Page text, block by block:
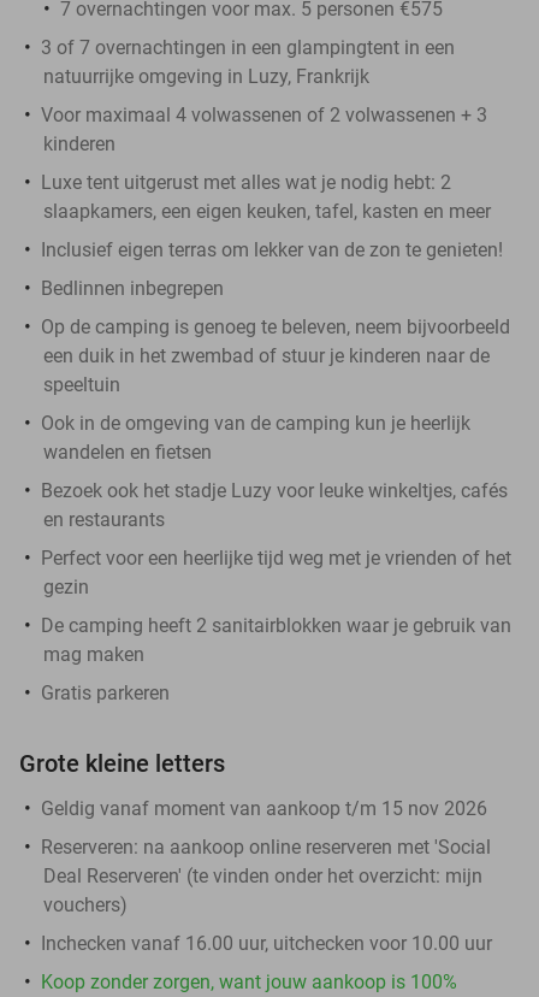
7 overnachtingen voor max. 5 personen €575
3 of 7 overnachtingen in een glampingtent in een
natuurrijke omgeving in Luzy, Frankrijk
Voor maximaal 4 volwassenen of 2 volwassenen + 3
kinderen
Luxe tent uitgerust met alles wat je nodig hebt: 2
slaapkamers, een eigen keuken, tafel, kasten en meer
Inclusief eigen terras om lekker van de zon te genieten!
Bedlinnen inbegrepen
Op de camping is genoeg te beleven, neem bijvoorbeeld
een duik in het zwembad of stuur je kinderen naar de
speeltuin
Ook in de omgeving van de camping kun je heerlijk
wandelen en fietsen
Bezoek ook het stadje Luzy voor leuke winkeltjes, cafés
en restaurants
Perfect voor een heerlijke tijd weg met je vrienden of het
gezin
De camping heeft 2 sanitairblokken waar je gebruik van
mag maken
Gratis parkeren
Grote kleine letters
Geldig vanaf moment van aankoop t/m 15 nov 2026
Reserveren: na aankoop online reserveren met 'Social
Deal Reserveren' (te vinden onder het overzicht: mijn
vouchers)
Inchecken vanaf 16.00 uur, uitchecken voor 10.00 uur
Koop zonder zorgen, want jouw aankoop is 100%